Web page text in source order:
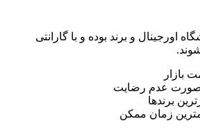
اورجینال و برند بوده و با گارانتی
بازار
عدم رضایت
برندها
زمان ممکن